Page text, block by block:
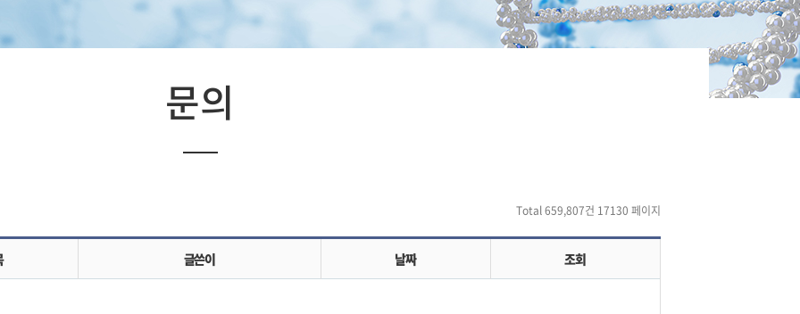
문의
Total 659,807건 17130 페이지
글쓴이 날짜 조회